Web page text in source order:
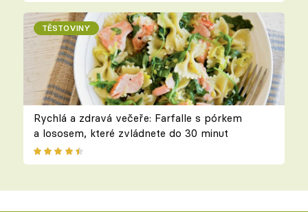
TĚSTOVINY
Rychlá a zdravá večeře: Farfalle s pórkem
a lososem, které zvládnete do 30 minut